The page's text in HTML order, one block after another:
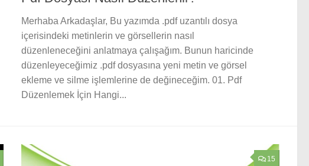
Merhaba Arkadaşlar, Bu yazımda .pdf uzantılı dosya
içerisindeki metinlerin ve görsellerin nasıl
düzenleneceğini anlatmaya çalışağım. Bunun haricinde
düzenleyeceğimiz .pdf dosyasına yeni metin ve görsel
ekleme ve silme işlemlerine de değineceğim. 01. Pdf
Düzenlemek İçin Hangi...
15